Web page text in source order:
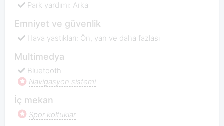
Park yardımı: Arka
Emniyet ve güvenlik
Hava yastıkları: Ön, yan ve daha fazlası
Multimedya
Bluetooth
Navigasyon sistemi
İç mekan
Spor koltuklar